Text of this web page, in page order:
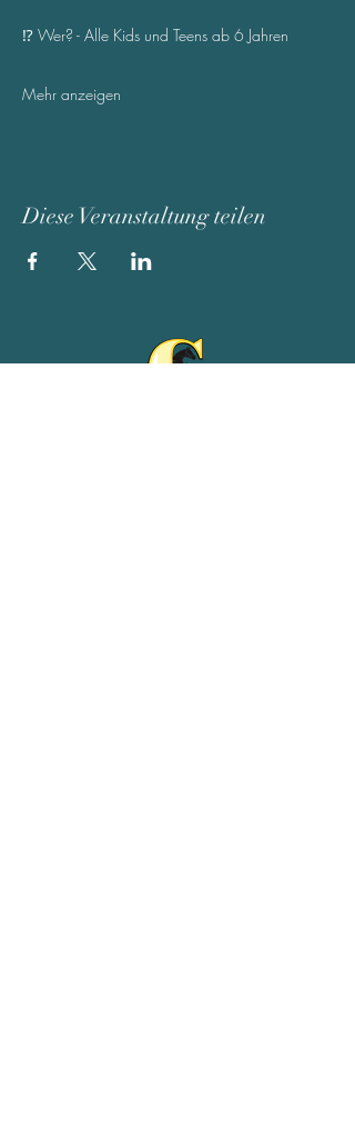
⁉️ Wer? - Alle Kids und Teens ab 6 Jahren
Mehr anzeigen
Diese Veranstaltung teilen